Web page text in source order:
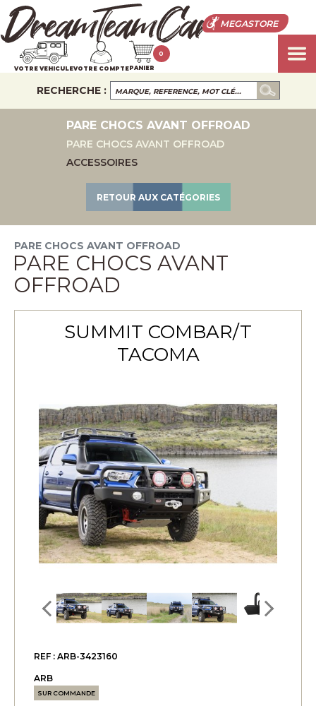
MEGASTORE
VOTRE VEHICULEVOTRE COMPTEPANIER
0
RECHERCHE :
PARE CHOCS AVANT OFFROAD
PARE CHOCS AVANT OFFROAD
ACCESSOIRES
RETOUR AUX CATÉGORIES
PARE CHOCS AVANT OFFROAD
PARE CHOCS AVANT
OFFROAD
SUMMIT COMBAR/T
TACOMA
REF : ARB-3423160
ARB
SUR COMMANDE